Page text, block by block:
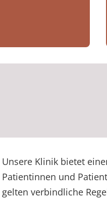
Unsere Klinik bietet
Patientinnen und
gelten verbindliche